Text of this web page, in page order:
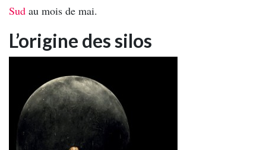
Sud au mois de mai.
L’origine des silos